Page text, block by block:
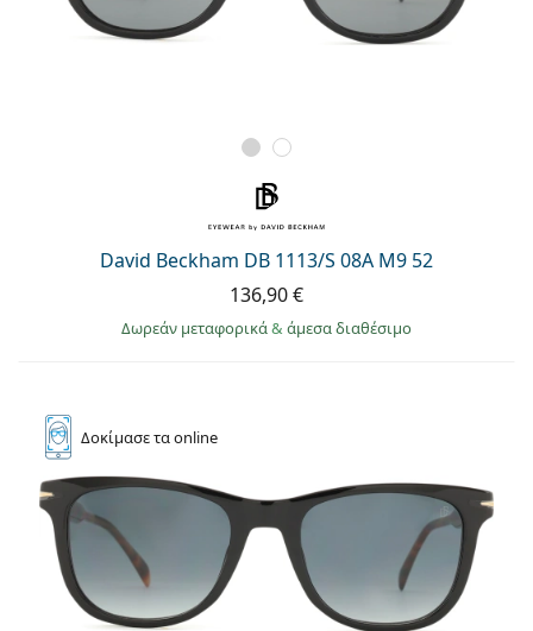
David Beckham DB 1113/S 08A M9 52
136,90 €
Δωρεάν μεταφορικά& άμεσα διαθέσιμο
Δοκίμασετα online